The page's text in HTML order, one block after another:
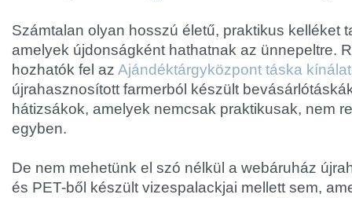
Számtalan olyan hosszú életű, praktikus kelléket
amelyek újdonságként hathatnak az ünnepeltre.
hozhatók fel az Ajándéktárgyközpont táska
újrahasznosított farmerból készült
hátizsákok, amelyek nemcsak praktikusak, nem
egyben.
De nem mehetünk el szó nélkül a webáruház
és PET-ből készült vizespalackjai mellett sem,